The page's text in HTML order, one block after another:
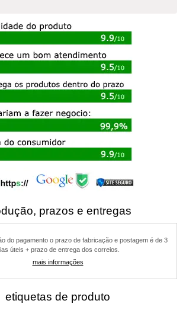
prazos e entregas
do pagamento o prazo de fabricação e postagem é de 3
úteis + prazo de entrega dos correios.
mais informações
etiquetas de produto